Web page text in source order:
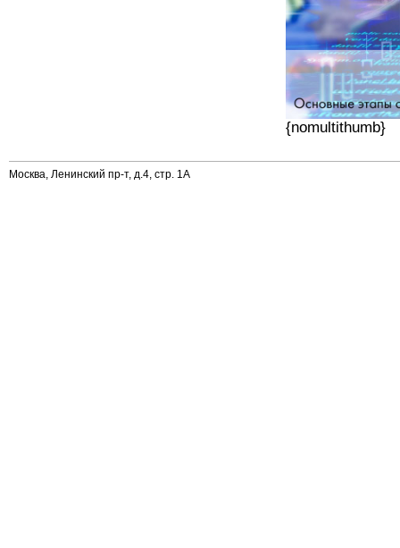
{nomultithumb}
Москва, Ленинский пр-т, д.4, стр. 1А